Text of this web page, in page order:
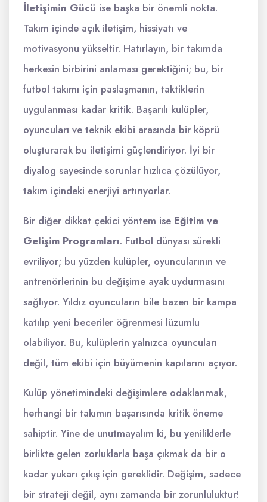
İletişimin Gücü ise başka bir önemli nokta.
Takım içinde açık iletişim, hissiyatı ve
motivasyonu yükseltir. Hatırlayın, bir takımda
herkesin birbirini anlaması gerektiğini; bu, bir
futbol takımı için paslaşmanın, taktiklerin
uygulanması kadar kritik. Başarılı kulüpler,
oyuncuları ve teknik ekibi arasında bir köprü
oluşturarak bu iletişimi güçlendiriyor. İyi bir
diyalog sayesinde sorunlar hızlıca çözülüyor,
takım içindeki enerjiyi artırıyorlar.
Bir diğer dikkat çekici yöntem ise Eğitim ve
Gelişim Programları. Futbol dünyası sürekli
evriliyor; bu yüzden kulüpler, oyuncularının ve
antrenörlerinin bu değişime ayak uydurmasını
sağlıyor. Yıldız oyuncuların bile bazen bir kampa
katılıp yeni beceriler öğrenmesi lüzumlu
olabiliyor. Bu, kulüplerin yalnızca oyuncuları
değil, tüm ekibi için büyümenin kapılarını açıyor.
Kulüp yönetimindeki değişimlere odaklanmak,
herhangi bir takımın başarısında kritik öneme
sahiptir. Yine de unutmayalım ki, bu yeniliklerle
birlikte gelen zorluklarla başa çıkmak da bir o
kadar yukarı çıkış için gereklidir. Değişim, sadece
bir strateji değil, aynı zamanda bir zorunluluktur!